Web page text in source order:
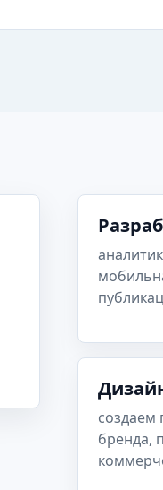
создаем
бренда,